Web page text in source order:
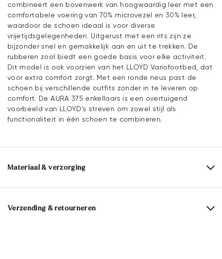
combineert een bovenwerk van hoogwaardig leer met een
comfortabele voering van 70% microvezel en 30% leer,
waardoor de schoen ideaal is voor diverse
vrijetijdsgelegenheden. Uitgerust met een rits zijn ze
bijzonder snel en gemakkelijk aan en uit te trekken. De
rubberen zool biedt een goede basis voor elke activiteit.
Dit model is ook voorzien van het LLOYD Variofootbed, dat
voor extra comfort zorgt. Met een ronde neus past de
schoen bij verschillende outfits zonder in te leveren op
comfort. De AURA 375 enkellaars is een overtuigend
voorbeeld van LLOYD's streven om zowel stijl als
functionaliteit in één schoen te combineren.
Materiaal & verzorging
Productieschaal: EU-maten
Bovenwerk: Combinatie leer
Verzending & retourneren